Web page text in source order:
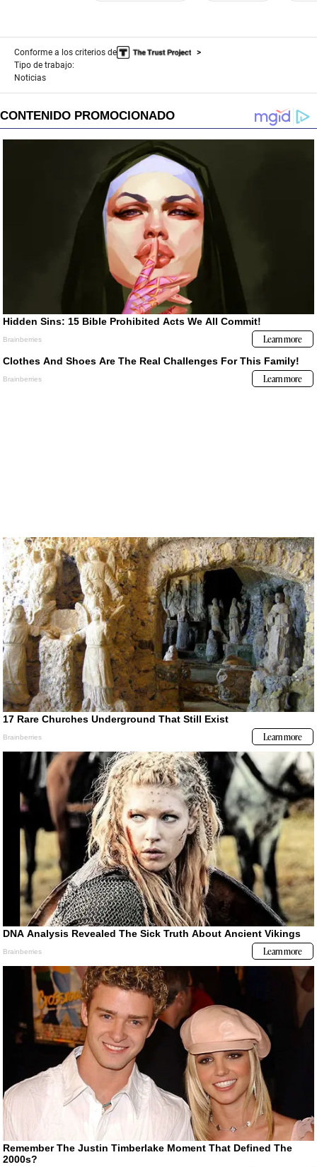
Conforme a los criterios de
Tipo de trabajo:
Noticias